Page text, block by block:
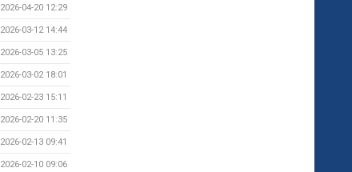
2026-04-20 12:29
2026-03-12 14:44
2026-03-05 13:25
2026-03-02 18:01
2026-02-23 15:11
2026-02-20 11:35
2026-02-13 09:41
2026-02-10 09:06